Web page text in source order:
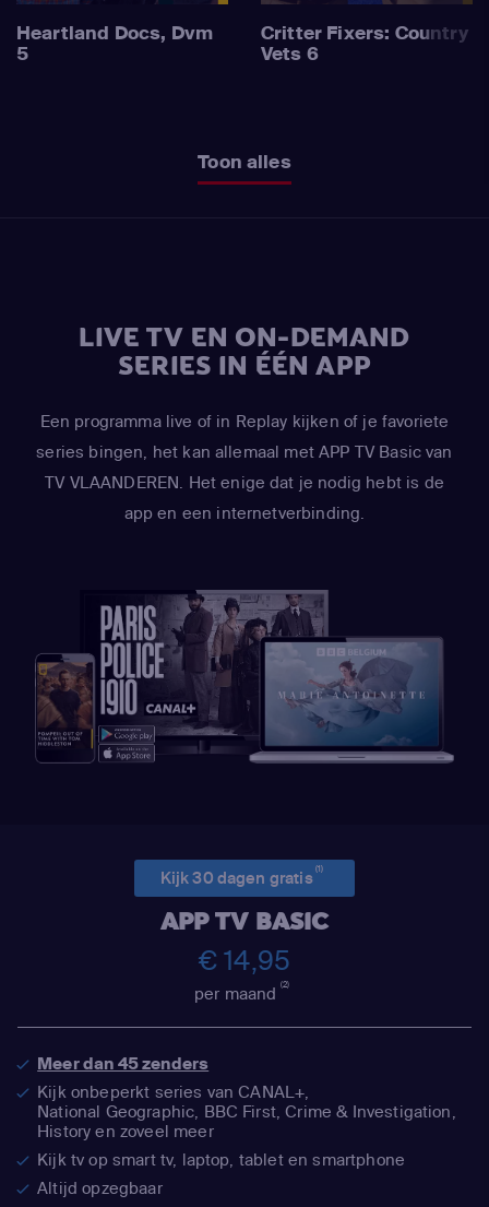
Heartland Docs, Dvm
5
Critter Fixers: Country
Vets 6
Toon alles
LIVE TV EN ON-DEMAND
SERIES IN ÉÉN APP
Een programma live of in Replay kijken of je favoriete
series bingen, het kan allemaal met APP TV Basic van
TV VLAANDEREN. Het enige dat je nodig hebt is de
app en een internetverbinding.
Kijk 30 dagen gratis(1)
APP TV BASIC
€ 14,95
per maand(2)
Meer dan 45 zenders
Kijk onbeperkt series van CANAL+,
National Geographic, BBC First, Crime & Investigation,
History en zoveel meer
Kijk tv op smart tv, laptop, tablet en smartphone
Altijd opzegbaar